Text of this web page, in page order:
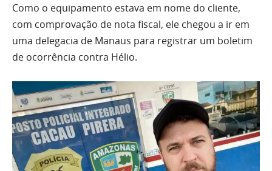
Como o equipamento estava em nome do cliente,
com comprovação de nota fiscal, ele chegou a ir em
uma delegacia de Manaus para registrar um boletim
de ocorrência contra Hélio.